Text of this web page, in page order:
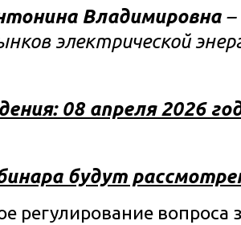
Владимировна –
электрической
08 апреля 2026
будут
регулирование